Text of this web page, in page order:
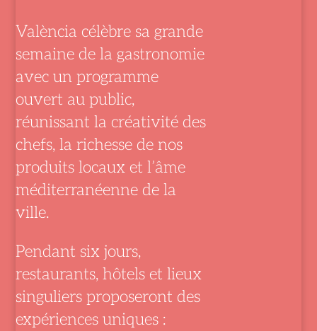
València célèbre sa grande
semaine de la gastronomie
avec un programme
ouvert au public,
réunissant la créativité des
chefs, la richesse de nos
produits locaux et l’âme
méditerranéenne de la
ville.
Pendant six jours,
restaurants, hôtels et lieux
singuliers proposeront des
expériences uniques :